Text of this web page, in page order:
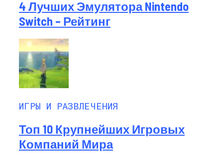
4 Лучших Эмулятора Nintendo
Switch – Рейтинг
ИГРЫ И РАЗВЛЕЧЕНИЯ
Топ 10 Крупнейших Игровых
Компаний Мира